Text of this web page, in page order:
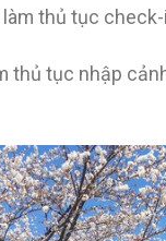
thủ tục check-
thủ tục nhập